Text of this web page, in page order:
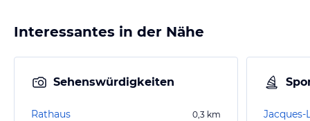
Interessantes in der Nähe
Sehenswürdigkeiten
Rathaus 0,3 km